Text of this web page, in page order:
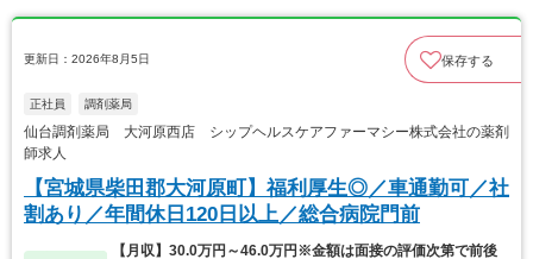
更新日：2026年8月5日 保存する
正社員 調剤薬局
仙台調剤薬局 大河原西店 シップヘルスケアファーマシー株式会社の薬剤
師求人
【宮城県柴田郡大河原町】福利厚生◎／車通勤可／社
割あり／年間休日120日以上／総合病院門前
【月収】30.0万円～46.0万円※金額は面接の評価次第で前後